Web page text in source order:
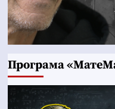
Програма